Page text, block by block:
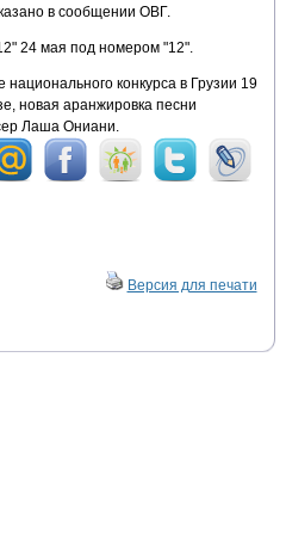
в сообщении ОВГ.
24 мая под номером "12".
конкурса в Грузии 19
новая аранжировка песни
Лаша Ониани.
Версия для печати